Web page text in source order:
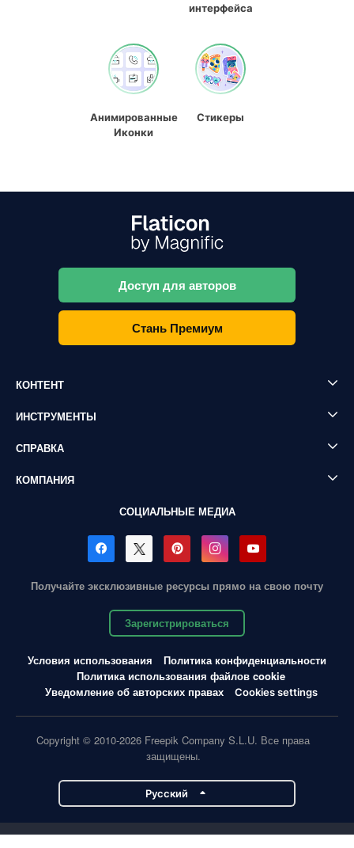
интерфейса
Анимированные
Иконки
Стикеры
Доступ для авторов
Стань Премиум
КОНТЕНТ
ИНСТРУМЕНТЫ
СПРАВКА
КОМПАНИЯ
СОЦИАЛЬНЫЕ МЕДИА
Получайте эксклюзивные ресурсы прямо на свою почту
Зарегистрироваться
Условия использования
Политика конфиденциальности
Политика использования файлов cookie
Уведомление об авторских правах
Cookies settings
Copyright © 2010-2026 Freepik Company S.L.U. Все права
защищены.
Pусский